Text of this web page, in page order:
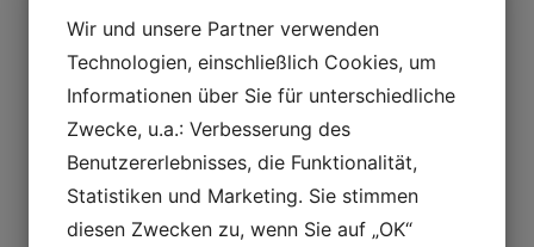
Wir und unsere Partner verwenden
Technologien, einschließlich Cookies, um
Informationen über Sie für unterschiedliche
Zwecke, u.a.: Verbesserung des
Benutzererlebnisses, die Funktionalität,
Statistiken und Marketing. Sie stimmen
diesen Zwecken zu, wenn Sie auf „OK“